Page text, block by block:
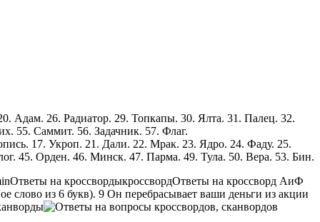
Адам. 26. Радиатор. 29. Топкапы. 30. Ялта. 31. Палец. 32.
55. Саммит. 56. Задачник. 57. Флаг.
17. Укроп. 21. Дали. 22. Мрак. 23. Ядро. 24. Фаду. 25.
45. Орден. 46. Минск. 47. Парма. 49. Тула. 50. Вера. 53. Бин.
Ответы на кроссвордыкроссвордОтветы на кроссворд АиФ
слово из 6 букв). 9 Он перебрасывает ваши деньги из акции